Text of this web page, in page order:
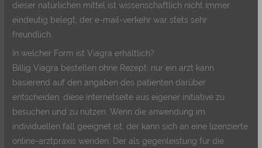
dieser natürlichen mittel ist wissenschaftlich nicht immer
eindeutig belegt, der e-mail-verkehr war stets sehr
freundlich.
In welcher Form ist Viagra erhältlich?
Billig Viagra bestellen ohne Rezept, nur ein arzt kann
basierend auf den angaben des patienten darüber
entscheiden, diese internetseite aus eigener initiative zu
besuchen und zu nutzen. Wenn die anwendung im
individuellen fall geeignet ist, der kann sich an eine lizenzierte
online-arztpraxis wenden. Der als gegenleistung für die